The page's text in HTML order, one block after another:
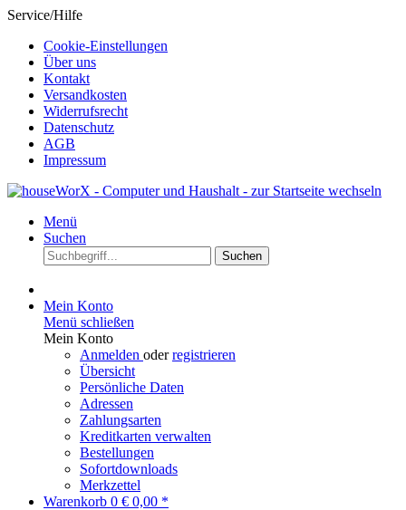
Service/Hilfe
Cookie-Einstellungen
Über uns
Kontakt
Versandkosten
Widerrufsrecht
Datenschutz
AGB
Impressum
Menü
Suchen
Suchen
Mein Konto
Menü schließen
Mein Konto
Anmelden oderregistrieren
Übersicht
Persönliche Daten
Adressen
Zahlungsarten
Kreditkarten verwalten
Bestellungen
Sofortdownloads
Merkzettel
Warenkorb 0 € 0,00 *